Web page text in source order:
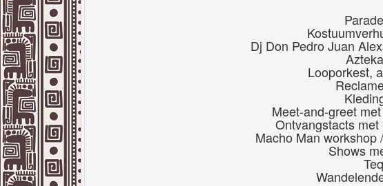
Dj Don Pedro Juan
Looporkest,
Meet-and-greet
Ontvangstacts
Macho Man
Shows